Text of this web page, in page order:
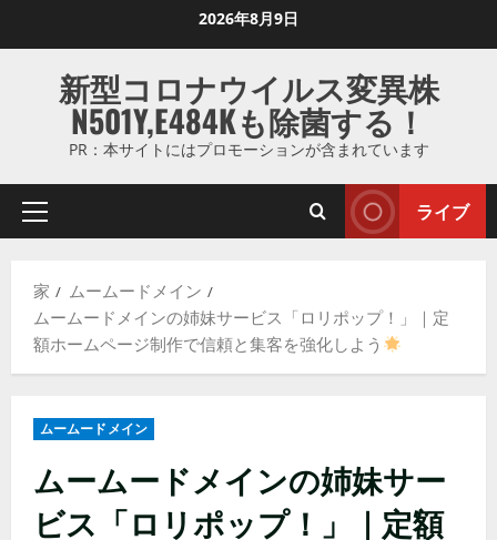
ス
ッ
2026年8月9日
新型コロナウイルス変異株
N501Y,E484Kも除菌する！
PR：本サイトにはプロモーションが含まれています
プ
マ
リ
メ
ー
ライブ
家
ムームードメイン
ムームードメインの姉妹サービス「ロリポップ！」｜定
額ホームページ制作で信頼と集客を強化しよう
ムームードメイン
ムームードメインの姉妹サー
ビス「ロリポップ！」｜定額